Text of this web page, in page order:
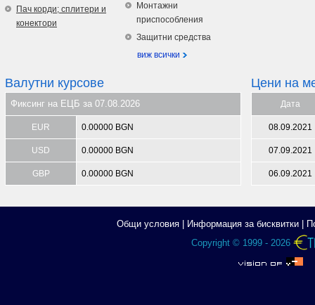
Пач корди; сплитери и
конектори
Монтажни
приспособления
Защитни средства
виж всички
Валутни курсове
Фиксинг на ЕЦБ за 07.08.2026
EUR 0.00000 BGN
USD 0.00000 BGN
GBP 0.00000 BGN
Цени на
Дата
08.09.2021
07.09.2021
06.09.2021
Общи условия| Информация за бисквитки|
Copyright © 1999 - 2026